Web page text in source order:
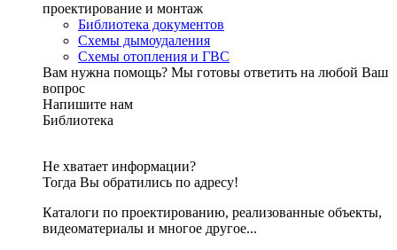
проектирование и монтаж
Библиотека документов
Схемы дымоудаления
Схемы отопления и ГВС
Вам нужна помощь? Мы готовы ответить на любой Ваш
вопрос
Напишите нам
Библиотека
Не хватает информации?
Тогда Вы обратились по адресу!
Каталоги по проектированию, реализованные объекты,
видеоматериалы и многое другое...